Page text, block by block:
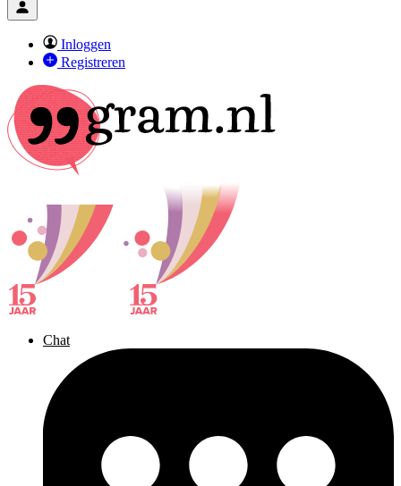
Inloggen
Registreren
Chat